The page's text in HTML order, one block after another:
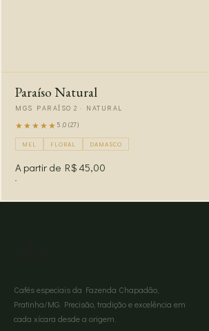
Paraíso Natural
MGS PARAÍSO 2 · NATURAL
★★★★★ 5,0 (27)
MEL FLORAL DAMASCO
A partir de R$ 45,00
Cafés especiais da Fazenda Chapadão,
Pratinha/MG. Precisão, tradição e excelência em
cada xícara desde a origem.